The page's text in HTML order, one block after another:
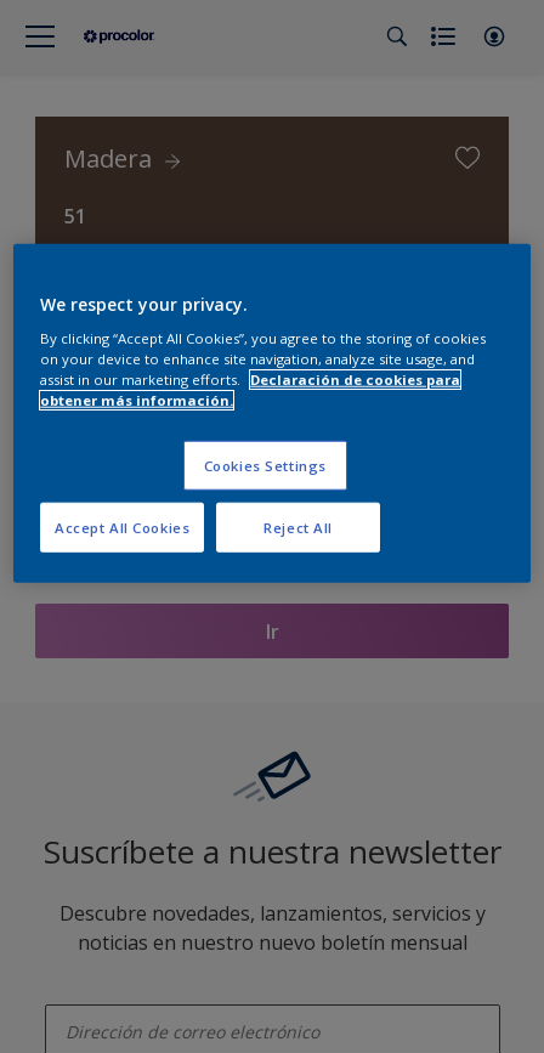
Madera
51
Procolor Selección (Procolor Interior)
Encontrar productos de este color
Ir
Suscríbete a nuestra newsletter
Descubre novedades, lanzamientos, servicios y
noticias en nuestro nuevo boletín mensual
We respect your privacy.
By clicking “Accept All Cookies”, you agree to the storing of cookies
on your device to enhance site navigation, analyze site usage, and
assist in our marketing efforts.
Declaración de cookies para
obtener más información.
Cookies Settings
Reject All
Accept All Cookies